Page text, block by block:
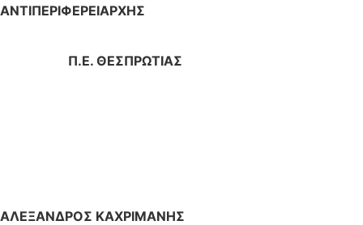
ΑΝΤΙΠΕΡΙΦΕΡΕΙΑΡΧΗΣ
Π.Ε. ΘΕΣΠΡΩΤΙΑΣ
ΑΛΕΞΑΝΔΡΟΣ ΚΑΧΡΙΜΑΝΗΣ